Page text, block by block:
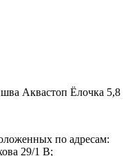
по адресам:
29/1 В;